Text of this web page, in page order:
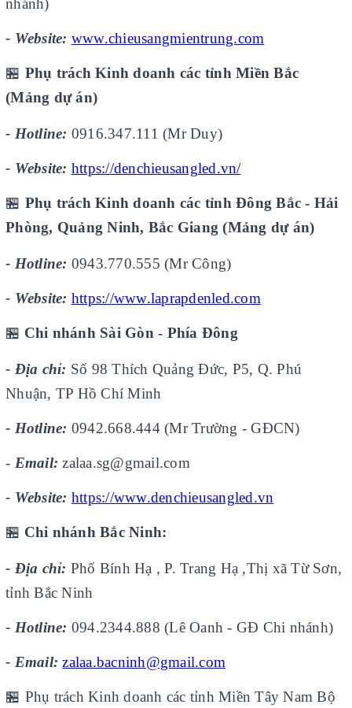
nhánh)
- Website: www.chieusangmientrung.com
🏪 Phụ trách Kinh doanh các tỉnh Miền Bắc
(Mảng dự án)
- Hotline: 0916.347.111 (Mr Duy)
- Website: https://denchieusangled.vn/
🏪 Phụ trách Kinh doanh các tỉnh Đông Bắc - Hải
Phòng, Quảng Ninh, Bắc Giang (Mảng dự án)
- Hotline: 0943.770.555 (Mr Công)
- Website: https://www.laprapdenled.com
🏪 Chi nhánh Sài Gòn - Phía Đông
- Địa chỉ: Số 98 Thích Quảng Đức, P5, Q. Phú
Nhuận, TP Hồ Chí Minh
- Hotline: 0942.668.444 (Mr Trường - GĐCN)
- Email: zalaa.sg@gmail.com
- Website: https://www.denchieusangled.vn
🏪 Chi nhánh Bắc Ninh:
- Địa chỉ: Phố Bính Hạ , P. Trang Hạ ,Thị xã Từ Sơn,
tỉnh Bắc Ninh
- Hotline: 094.2344.888 (Lê Oanh - GĐ Chi nhánh)
- Email: zalaa.bacninh@gmail.com
🏪 Phụ trách Kinh doanh các tỉnh Miền Tây Nam Bộ